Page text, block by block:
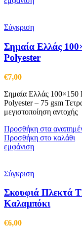
Σύγκριση
Σημαία Ελλάς
Polyester
€7,00
Σημαία Ελλάς
Polyester – 75 gsm
μεγιστοποίηση αντοχής
Προσθήκη στα
Προσθήκη στο καλάθι
εμφάνιση
Σύγκριση
Σκουφιά Πλεκτά
Καλαμπόκι
€6,00